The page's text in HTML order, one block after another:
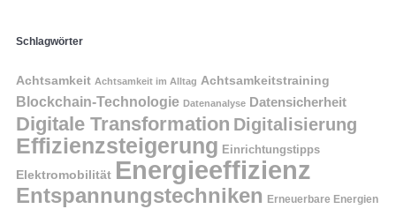
Schlagwörter
Achtsamkeit Achtsamkeit im Alltag Achtsamkeitstraining
Blockchain-Technologie Datenanalyse Datensicherheit
Digitale Transformation Digitalisierung
Effizienzsteigerung Einrichtungstipps
Elektromobilität Energieeffizienz
Entspannungstechniken Erneuerbare Energien